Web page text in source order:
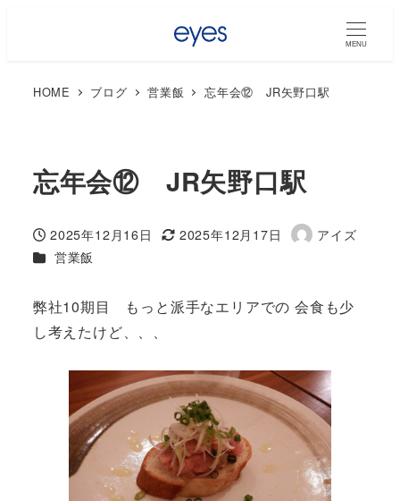
MENU
HOME ブログ 営業飯 忘年会⑫ JR矢野口駅
忘年会⑫ JR矢野口駅
投稿日
2025年12月16日
更新日
2025年12月17日
著
アイズ
カテゴリー
営業飯
弊社10期目 もっと派手なエリアでの 会食も少
し考えたけど、、、